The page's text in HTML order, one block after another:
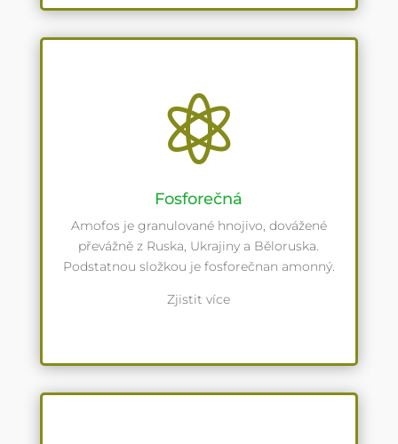

Fosforečná
Amofos je granulované hnojivo, dovážené
převážně z Ruska, Ukrajiny a Běloruska.
Podstatnou složkou je fosforečnan amonný.
Zjistit více